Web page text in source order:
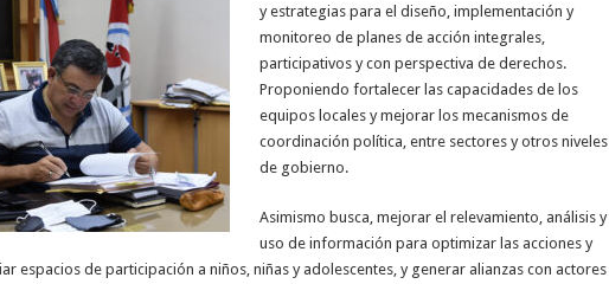
y estrategias para el diseño, implementación y
monitoreo de planes de acción integrales,
participativos y con perspectiva de derechos.
Proponiendo fortalecer las capacidades de los
equipos locales y mejorar los mecanismos de
coordinación política, entre sectores y otros niveles
de gobierno.
Asimismo busca, mejorar el relevamiento, análisis y
uso de información para optimizar las acciones y
espacios de participación a niños, niñas y adolescentes, y generar alianzas con actores